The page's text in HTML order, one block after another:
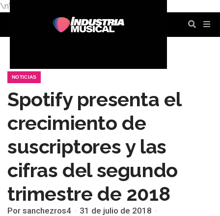
\n\n
NOTICIAS
Spotify presenta el
crecimiento de
suscriptores y las
cifras del segundo
trimestre de 2018
Por sanchezros4 31 de julio de 2018